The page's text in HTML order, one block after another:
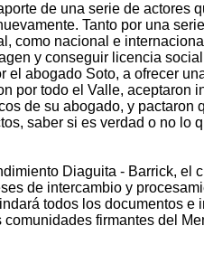
de una serie de actores
Tanto por una
como nacional e
y conseguir licencia
abogado Soto, a ofrecer
por todo el Valle, aceptaron
de su abogado, y pactaron
saber si es verdad o no lo
Diaguita - Barrick, el
de intercambio y
todos los documentos e
firmantes del